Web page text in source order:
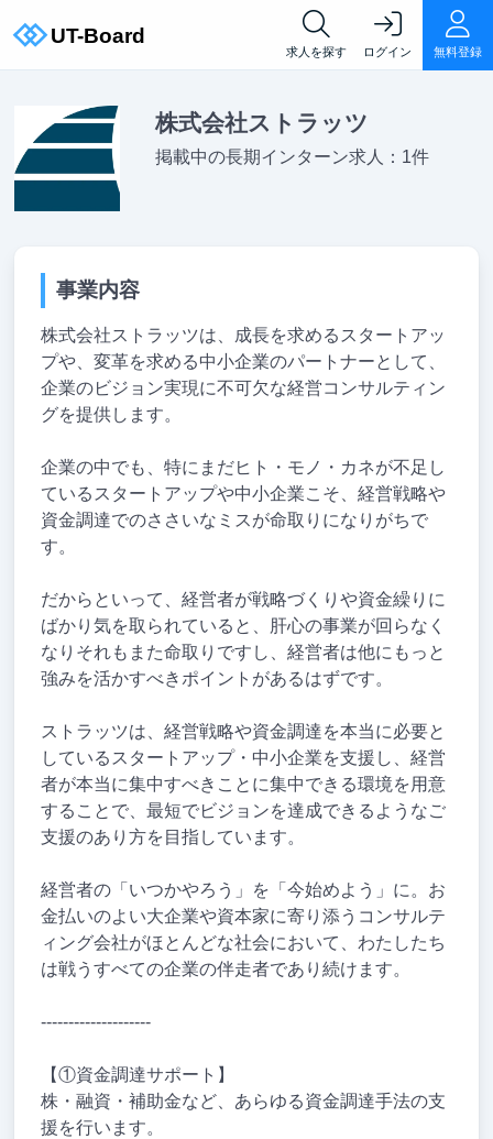
求人を探す ログイン 無料登録
株式会社ストラッツ
掲載中の長期インターン求人：1件
事業内容
株式会社ストラッツは、成長を求めるスタートアッ
プや、変革を求める中小企業のパートナーとして、
企業のビジョン実現に不可欠な経営コンサルティン
グを提供します。
企業の中でも、特にまだヒト・モノ・カネが不足し
ているスタートアップや中小企業こそ、経営戦略や
資金調達でのささいなミスが命取りになりがちで
す。
だからといって、経営者が戦略づくりや資金繰りに
ばかり気を取られていると、肝心の事業が回らなく
なりそれもまた命取りですし、経営者は他にもっと
強みを活かすべきポイントがあるはずです。
ストラッツは、経営戦略や資金調達を本当に必要と
しているスタートアップ・中小企業を支援し、経営
者が本当に集中すべきことに集中できる環境を用意
することで、最短でビジョンを達成できるようなご
支援のあり方を目指しています。
経営者の「いつかやろう」を「今始めよう」に。お
金払いのよい大企業や資本家に寄り添うコンサルテ
ィング会社がほとんどな社会において、わたしたち
は戦うすべての企業の伴走者であり続けます。
--------------------
【①資金調達サポート】
株・融資・補助金など、あらゆる資金調達手法の支
援を行います。